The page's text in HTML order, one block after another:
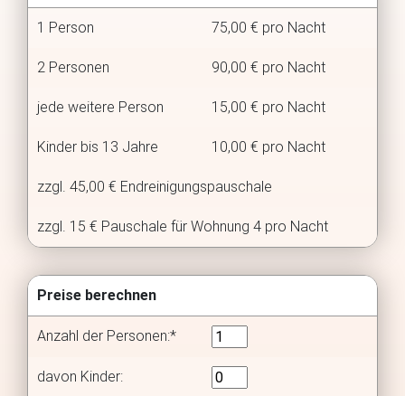
1 Person 75,00 € pro Nacht
2 Personen 90,00 € pro Nacht
jede weitere Person 15,00 € pro Nacht
Kinder bis 13 Jahre 10,00 € pro Nacht
zzgl. 45,00 € Endreinigungspauschale
zzgl. 15 € Pauschale für Wohnung 4 pro Nacht
Preise berechnen
Anzahl der Personen:*
davon Kinder: